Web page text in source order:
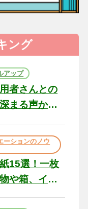
ング
アップ
者さんとの
まる声かけ
22）
ーションのノウ
15選！一枚
や箱、イン